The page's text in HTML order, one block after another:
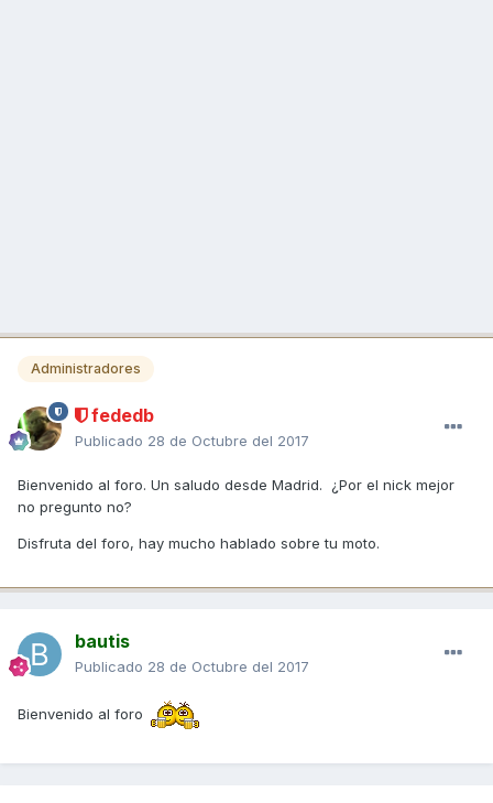
Administradores
fededb
Publicado 28 de Octubre del 2017
Bienvenido al foro. Un saludo desde Madrid. ¿Por el nick mejor
no pregunto no?
Disfruta del foro, hay mucho hablado sobre tu moto.
bautis
Publicado 28 de Octubre del 2017
Bienvenido al foro